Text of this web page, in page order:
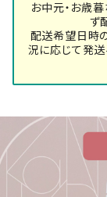
お中元・お歳
ず
配送希望日時
況に応じて発